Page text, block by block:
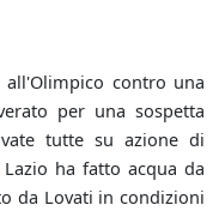
all'Olimpico contro una
per una sospetta
tutte su azione di
ha fatto acqua da
da Lovati in condizioni